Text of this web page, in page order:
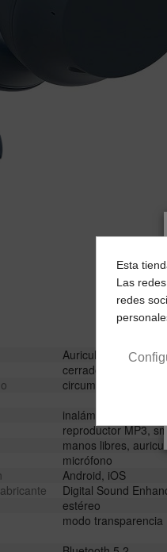
Auriculares
cerrados, dinámicos
circumaurales
inalámbrica, cable
reproductor MP3,
manos libres,
micrófono
Android, iOS
Digital Sound
estéreo
modo transparencia
Esta
Las
redes